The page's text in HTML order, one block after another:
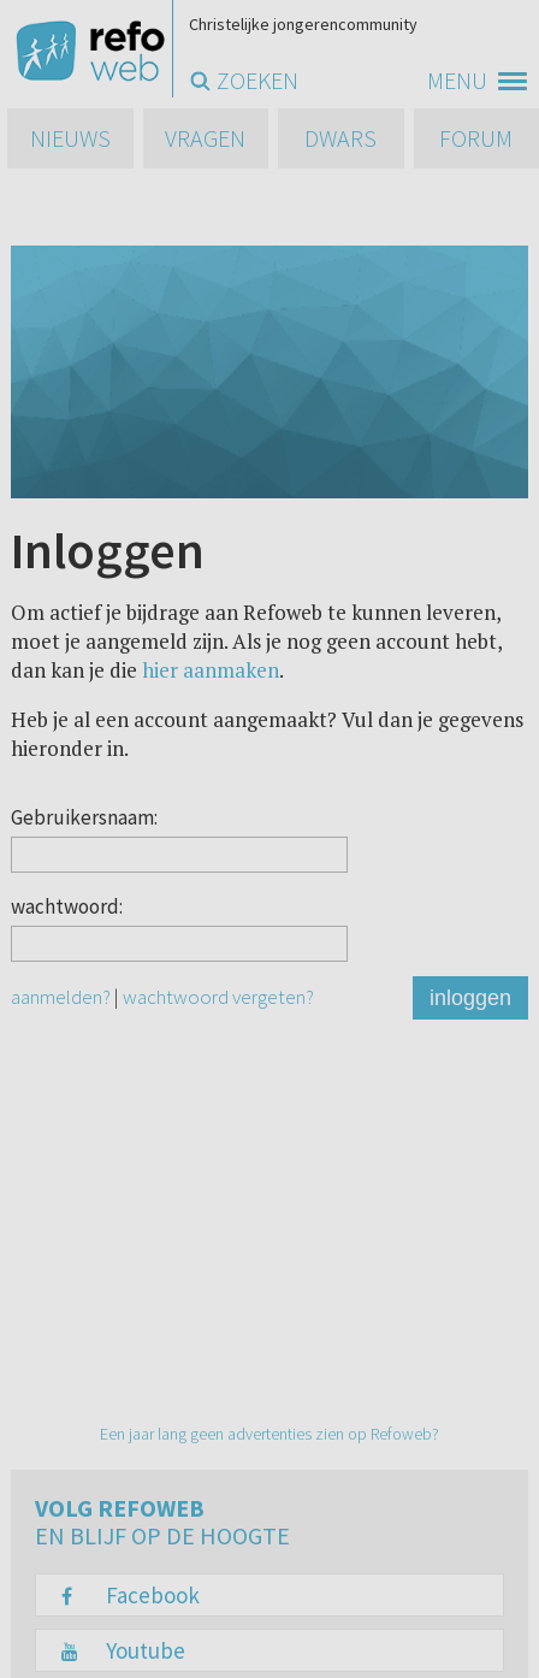
MENU
Christelijke jongerencommunity
ZOEKEN
NIEUWS
VRAGEN DWARS FORUM
Inloggen
Om actief je bijdrage aan Refoweb te kunnen leveren,
moet je aangemeld zijn. Als je nog geen account hebt,
dan kan je die hier aanmaken.
Heb je al een account aangemaakt? Vul dan je gegevens
hieronder in.
Gebruikersnaam:
wachtwoord:
aanmelden? | wachtwoord vergeten? inloggen
Een jaar lang geen advertenties zien op Refoweb?
VOLG REFOWEB
EN BLIJF OP DE HOOGTE
Facebook
Youtube